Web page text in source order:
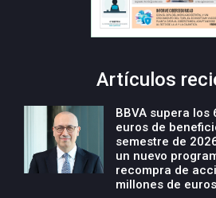
Artículos
BBVA supera los
euros de
semestre de
un nuevo
recompra de
millones de euros